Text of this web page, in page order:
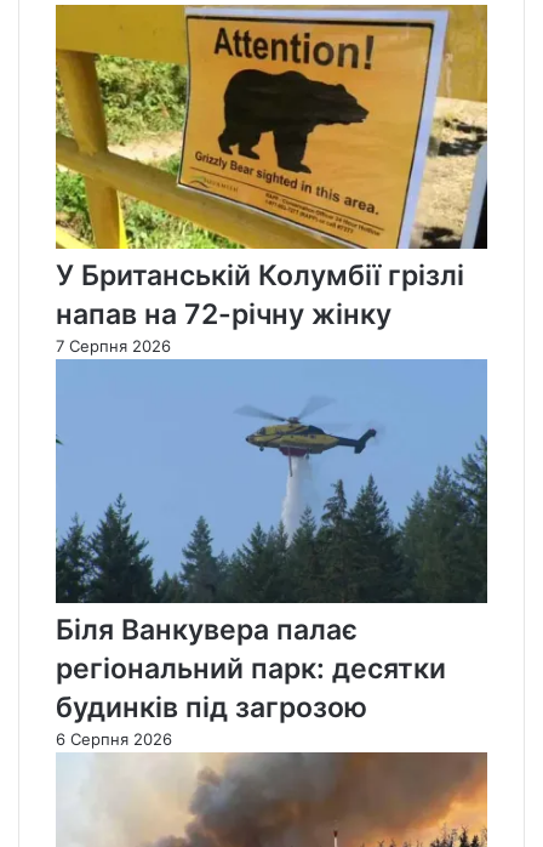
У Британській Колумбії грізлі
напав на 72-річну жінку
7 Серпня 2026
Біля Ванкувера палає
регіональний парк: десятки
будинків під загрозою
6 Серпня 2026